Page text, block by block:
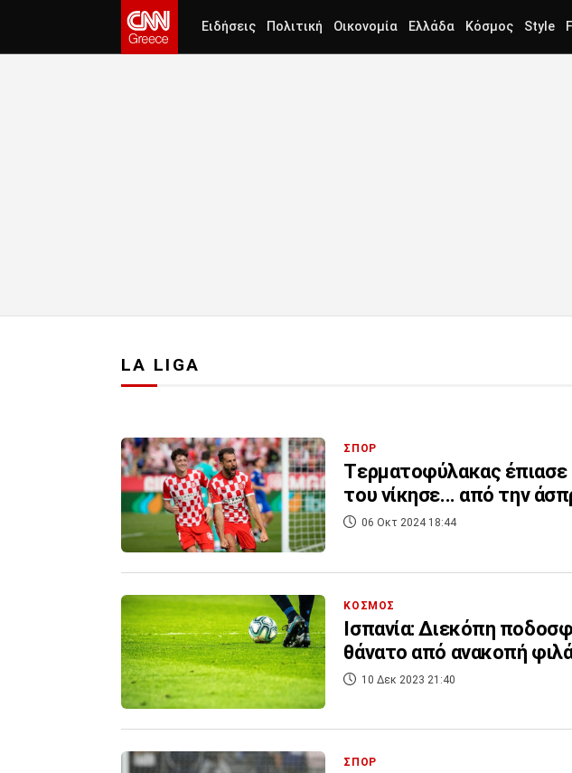
Ειδήσεις Πολιτική Οικονομία Ελλάδα Κόσμος Style
LA LIGA
ΣΠΟΡ
Tερματοφύλακας έπιασε
του νίκησε... από την
06 Οκτ 2024 18:44
ΚΟΣΜΟΣ
Ισπανία: Διεκόπη
θάνατο από ανακοπή
10 Δεκ 2023 21:40
ΣΠΟΡ